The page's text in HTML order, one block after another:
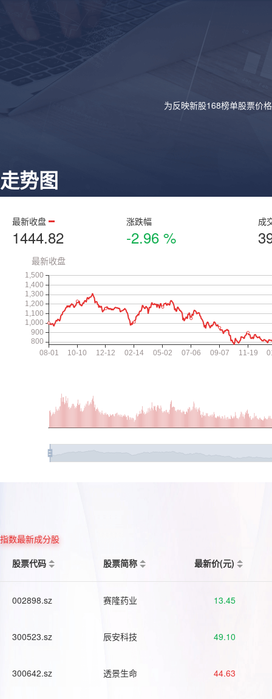
为反映新股168榜单股票价
走势图
最新收盘
1444.82
涨跌幅
-2.96 %
成
指数最新成分股
股票代码
股票简称 最新价(元)
002898.sz 赛隆药业 13.45
300523.sz 辰安科技 49.10
300642.sz 透景生命 44.63